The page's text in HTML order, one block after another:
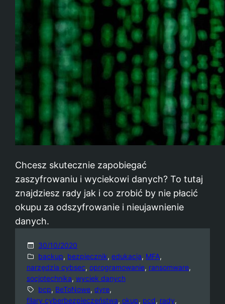
Chcesz skutecznie zapobiegać
zaszyfrowaniu i wyciekowi danych? To tutaj
znajdziesz rady jak i co zrobić by nie płacić
okupu za odszyfrowanie i nieujawnienie
danych.
30/10/2020
backup, bezpiecznik, edukacja, MFA,
narzędzia cybsec, oprogramowanie, ransomware,
socjotechnika, wyciek danych
bcp, BeToNowe, dyre,
filary cyberbezpieczeństwa, okup, pcd, rady,